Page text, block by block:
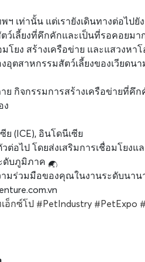
เท่านั้น แต่เรายังเดินทางต่อไปยั
ว์เลี้ยงที่คึกคักและเป็นที่รอคอยมา
โยง สร้างเครือข่าย และแสวงหา
อุตสาหกรรมสัตว์เลี้ยงของเวียด
กิจกรรมการสร้างเครือข่ายที่คึ
ง
(ICE), อินโดนีเซีย
ต่อไป โดยส่งเสริมการเชื่อมโยง
ดับภูมิภาค
มร่วมมือของคุณในงานระดับนา
อ็กซ์โป #PetIndustry #PetExpo